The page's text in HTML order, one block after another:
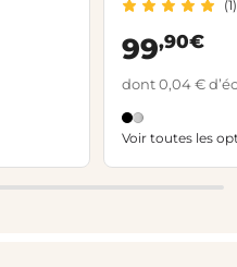
(1)
99,90€
dont 0,04 €
Voir toutes les